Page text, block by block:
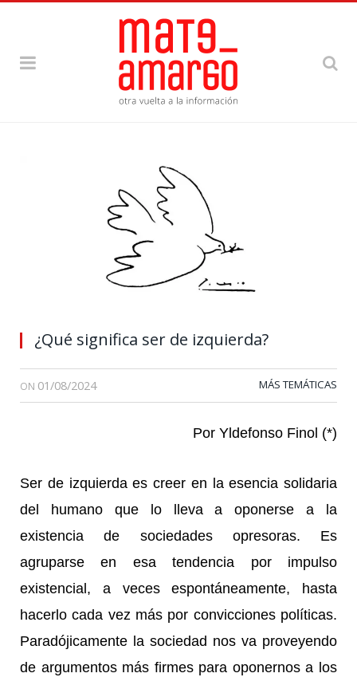
¿Qué significa ser de izquierda?
ON 01/08/2024 MÁS TEMÁTICAS
Por Yldefonso Finol (*)
Ser de izquierda es creer en la esencia solidaria
del humano que lo lleva a oponerse a la
existencia de sociedades opresoras. Es
agruparse en esa tendencia por impulso
existencial, a veces espontáneamente, hasta
hacerlo cada vez más por convicciones políticas.
Paradójicamente la sociedad nos va proveyendo
de argumentos más firmes para oponernos a los